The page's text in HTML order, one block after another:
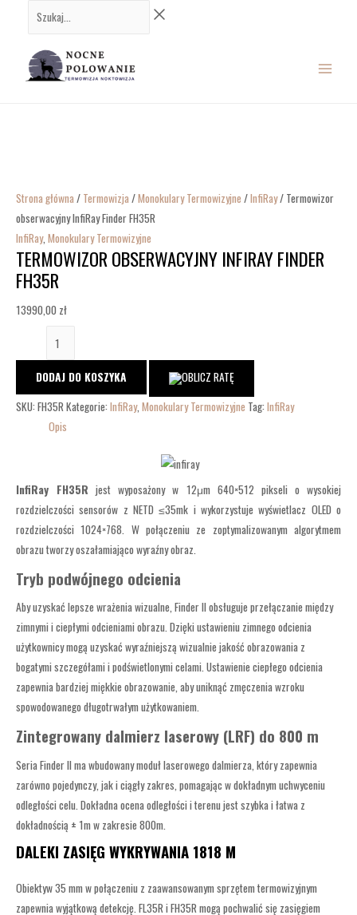
Szukaj...
MENU
Strona główna/ Termowizja/Monokulary Termowizyjne /InfiRay/ Termowizor
obserwacyjny InfiRay Finder FH35R
InfiRay, Monokulary Termowizyjne
TERMOWIZOR OBSERWACYJNY INFIRAY FINDER
FH35R
13990,00 zł
obserwacyjny
InfiRay
DODAJ DO KOSZYKA
SKU: FH35R Kategorie: InfiRay, Monokulary Termowizyjne Tag: InfiRay
Opis
InfiRay FH35R jest wyposażony w 12μm 640×512 pikseli o wysokiej
rozdzielczości sensorów z NETD ≤35mk i wykorzystuje wyświetlacz OLED o
rozdzielczości 1024×768. W połączeniu ze zoptymalizowanym algorytmem
obrazu tworzy oszałamiająco wyraźny obraz.
Tryb podwójnego odcienia
Aby uzyskać lepsze wrażenia wizualne, Finder II obsługuje przełączanie między
zimnymi i ciepłymi odcieniami obrazu. Dzięki ustawieniu zimnego odcienia
użytkownicy mogą uzyskać wyraźniejszą wizualnie jakość obrazowania z
bogatymi szczegółami i podświetlonymi celami. Ustawienie ciepłego odcienia
zapewnia bardziej miękkie obrazowanie, aby uniknąć zmęczenia wzroku
spowodowanego długotrwałym użytkowaniem.
Zintegrowany dalmierz laserowy (LRF) do 800 m
Seria Finder II ma wbudowany moduł laserowego dalmierza, który zapewnia
zarówno pojedynczy, jak i ciągły zakres, pomagając w dokładnym uchwyceniu
odległości celu. Dokładna ocena odległości i terenu jest szybka i łatwa z
dokładnością ± 1m w zakresie 800m.
DALEKI ZASIĘG WYKRYWANIA 1818 M
Obiektyw 35 mm w połączeniu z zaawansowanym sprzętem termowizyjnym
zapewnia wyjątkową detekcję. FL35R i FH35R mogą pochwalić się zasięgiem